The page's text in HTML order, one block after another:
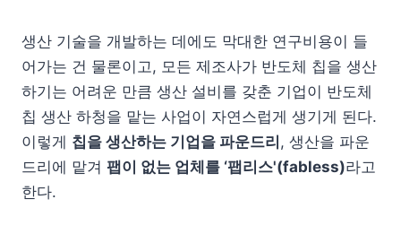
생산 기술을 개발하는 데에도 막대한 연구비용이 들
어가는 건 물론이고, 모든 제조사가 반도체 칩을 생산
하기는 어려운 만큼 생산 설비를 갖춘 기업이 반도체
칩 생산 하청을 맡는 사업이 자연스럽게 생기게 된다.
이렇게 칩을 생산하는 기업을 파운드리 , 생산을 파운
드리에 맡겨 팹이 없는 업체를 ‘팹리스'(fabless)라고
한다.